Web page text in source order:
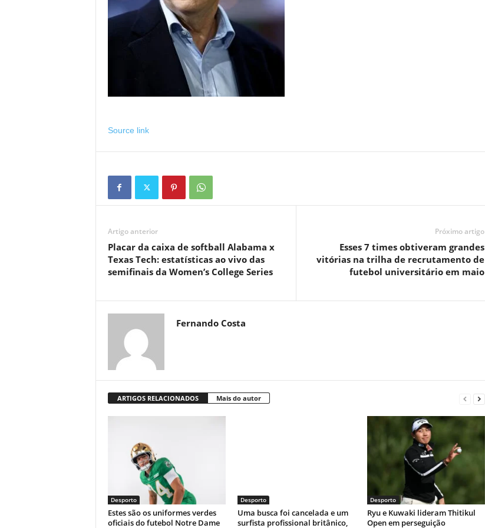
Source link
Artigo anterior
Placar da caixa de softball Alabama x
Texas Tech: estatísticas ao vivo das
semifinais da Women’s College Series
Próximo artigo
Esses 7 times obtiveram grandes
vitórias na trilha de recrutamento de
futebol universitário em maio
Fernando Costa
ARTIGOS RELACIONADOS Mais do autor
Desporto
Estes são os uniformes verdes
oficiais do futebol Notre Dame
Desporto
Uma busca foi cancelada e um
surfista profissional britânico,
Desporto
Ryu e Kuwaki lideram Thitikul
Open em perseguição